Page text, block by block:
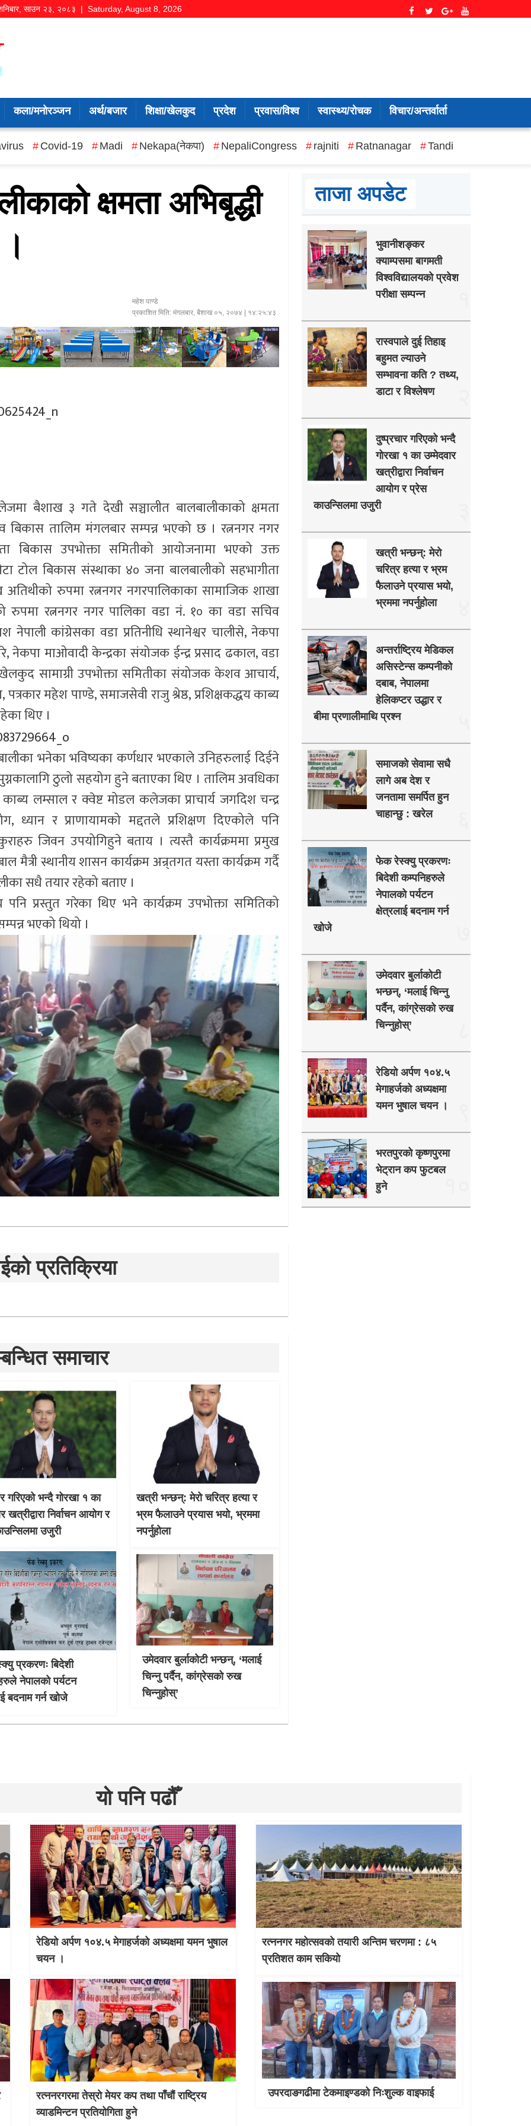
, साउन २३, २०८३ | Saturday, August 8, 2026
कला/मनोरञ्जन अर्थ/बजार शिक्षा/खेलकुद प्रदेश प्रवास/विश्व स्वास्थ्य/रोचक विचार/अन्तर्वार्ता
Covid-19 Madi Nekapa(नेकपा) NepaliCongress rajniti Ratnanagar Tandi
क्षमता अभिबृद्धी
महेश पाण्डे
प्रकाशित मिति:मंगलबार, बैशाख ०५, २०७४ | १४:२५:४३
बैशाख ३ गते देखी सञ्चालीत बालबालीकाको क्षमता
बिकास तालिम मंगलबार सम्पन्न भएको छ । रत्ननगर नगर
बिकास उपभोक्ता समितीको आयोजनामा भएको उक्त
टोल बिकास संस्थाका ४० जना बालबालीको सहभागीता
अतिथीको रुपमा रत्ननगर नगरपालिकाका सामाजिक शाखा
रुपमा रत्ननगर नगर पालिका वडा नं. १० का वडा सचिव
कांग्रेसका वडा प्रतिनीधि स्थानेश्वर चालीसे, नेकपा
नेकपा माओवादी केन्द्रका संयोजक ईन्द्र प्रसाद ढकाल, वडा
सामाग्री उपभोक्ता समितीका संयोजक केशव आचार्य,
महेश पाण्डे, समाजसेवी राजु श्रेष्ठ, प्रशिक्षकद्धय काब्य
थिए ।
भनेका भविष्यका कर्णधार भएकाले उनिहरुलाई दिईने
ठुलो सहयोग हुने बताएका थिए । तालिम अवधिका
लम्साल र क्वेष्ट मोडल कलेजका प्राचार्य जगदिश चन्द्र
र प्राणायामको मद्दतले प्रशिक्षण दिएकोले पनि
जिवन उपयोगिहुने बताय । त्यस्तै कार्यक्रममा प्रमुख
मैत्री स्थानीय शासन कार्यक्रम अन्र्तगत यस्ता कार्यक्रम गर्दै
सधै तयार रहेको बताए ।
पनि प्रस्तुत गरेका थिए भने कार्यक्रम उपभोक्ता समितिको
भएको थियो ।
प्रतिक्रिया
समाचार
गरिएको भन्दै गोरखा १ का
खत्रीद्वारा निर्वाचन आयोग र
उजुरी
खत्री भन्छन्: मेरो चरित्र हत्या र
भ्रम फैलाउने प्रयास भयो, भ्रममा
नपर्नुहोला
प्रकरणः बिदेशी
नेपालको पर्यटन
बदनाम गर्न खोजे
उमेदवार बुर्लाकोटी भन्छन्, ‘मलाई
चिन्नु पर्दैन, कांग्रेसको रुख
चिन्नुहोस्’
ताजा अपडेट
भुवानीशङ्कर
क्याम्पसमा बागमती
विश्वविद्यालयको प्रवेश
परीक्षा सम्पन्न
रास्वपाले दुई तिहाइ
बहुमत ल्याउने
सम्भावना कति ? तथ्य,
डाटा र विश्लेषण
दुष्प्रचार गरिएको भन्दै
गोरखा १ का उम्मेदवार
खत्रीद्वारा निर्वाचन
आयोग र प्रेस
काउन्सिलमा उजुरी
खत्री भन्छन्: मेरो
चरित्र हत्या र भ्रम
फैलाउने प्रयास भयो,
भ्रममा नपर्नुहोला
अन्तर्राष्ट्रिय मेडिकल
असिस्टेन्स कम्पनीको
दबाब, नेपालमा
हेलिकप्टर उद्धार र
बीमा प्रणालीमाथि प्रश्न
समाजको सेवामा सधै
लागे अब देश र
जनतामा समर्पित हुन
चाहान्छु : खरेल
फेक रेस्क्यु प्रकरणः
बिदेशी कम्पनिहरुले
नेपालको पर्यटन
क्षेत्रलाई बदनाम गर्न
खोजे
उमेदवार बुर्लाकोटी
भन्छन्, ‘मलाई चिन्नु
पर्दैन, कांग्रेसको रुख
चिन्नुहोस्’
रेडियो अर्पण १०४.५
मेगाहर्जको अध्यक्षमा
यमन भुषाल चयन ।
भरतपुरको कृष्णपुरमा
भेट्रान कप फुटबल
हुने
यो पनि पढौँ
रेडियो अर्पण १०४.५ मेगाहर्जको अध्यक्षमा यमन भुषाल
चयन ।
रत्ननगर महोत्सवको तयारी अन्तिम चरणमा : ८५
प्रतिशत काम सकियो
रत्ननरगरमा तेस्राे मेयर कप तथा पाँचौं राष्ट्रिय
व्याडमिन्टन प्रतियोगिता हुने
उपरदाङगढीमा टेकमाइण्डको निःशुल्क वाइफाई